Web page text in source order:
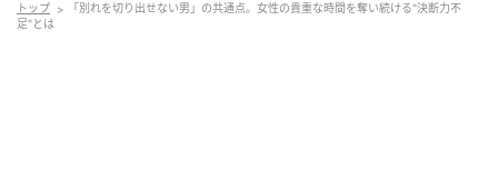
MOMOからのアドバイス
トップ
「別れを切り出せない男」の共通点。女性の貴重な時間を奪い続ける"決断力不
足"とは